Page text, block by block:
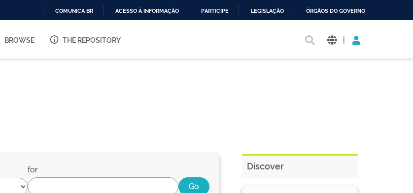
O
COMUNICA BR ACESSO À INFORMAÇÃO PARTICIPE LEGISLAÇÃO ÓRGÃOS DO GOVERNO
BROWSE THE REPOSITORY |
for Discover